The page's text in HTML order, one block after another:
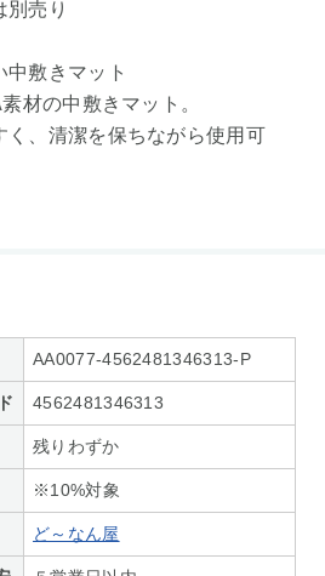
売り
敷きマット
材の中敷きマット。
く、清潔を保ちながら使用可
AA0077-4562481346313-P
4562481346313
残りわずか
※10%対象
ど～なん屋